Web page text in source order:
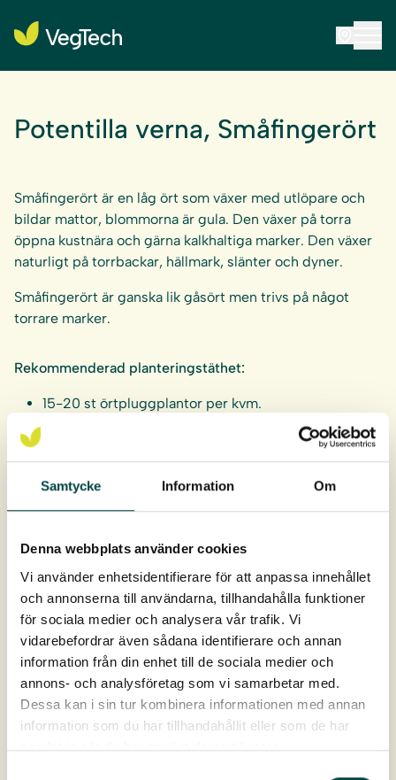
Samtycke Information Om
Denna webbplats använder cookies
Vi använder enhetsidentifierare för att anpassa innehållet
och annonserna till användarna, tillhandahålla funktioner
för sociala medier och analysera vår trafik. Vi
vidarebefordrar även sådana identifierare och annan
information från din enhet till de sociala medier och
annons- och analysföretag som vi samarbetar med.
Dessa kan i sin tur kombinera informationen med annan
information som du har tillhandahållit eller som de har
samlat in när du har använt deras tjänster.
Potentilla verna, Småfingerört
Småfingerört är en låg ört som växer med utlöpare och
bildar mattor, blommorna är gula. Den växer på torra
öppna kustnära och gärna kalkhaltiga marker. Den växer
naturligt på torrbackar, hällmark, slänter och dyner.
Småfingerört är ganska lik gåsört men trivs på något
torrare marker.
Rekommenderad planteringstäthet:
15-20 st örtpluggplantor per kvm.
5-10 st örtpluggplantor per kvm vid kombination
Örtpluggplantorna levereras i hela brätten om 40 st.
Pluggen är 9 cm djupt och 4 cm i diameter, ca 93 cm³ i
Leverans: April-oktober
Produktdata